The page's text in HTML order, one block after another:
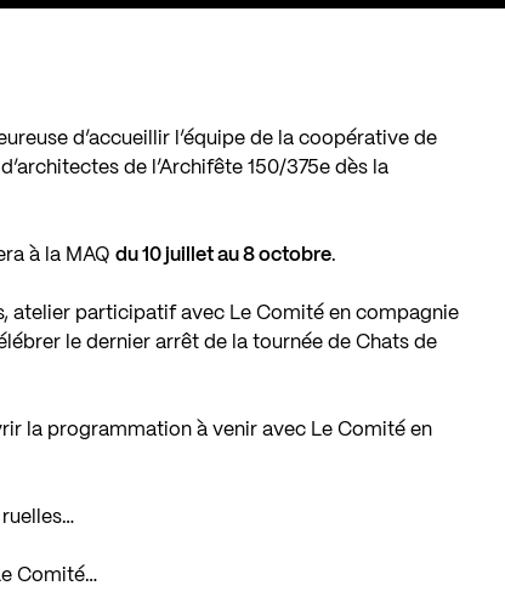
d’accueillir l’équipe de la coopérative de
de l’Archifête 150/375e dès la
à la MAQdu 10 juillet au 8 octobre.
atelier participatif avec Le Comité en compagnie
le dernier arrêt de la tournée de Chats de
la programmation à venir avec Le Comité en
Comité…